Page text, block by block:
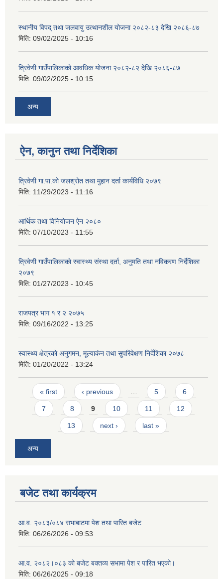
स्थानीय विपद् तथा जलवायु उत्थानशील योजना २०८२-८३ देखि २०८६-८७
मिति: 09/02/2025 - 10:16
त्रिवेणी गाउँपालिकाको आवधिक योजना २०८२-८२ देखि २०८६-८७
मिति: 09/02/2025 - 10:15
अन्य
ऐन, कानुन तथा निर्देशिका
त्रिवेणी गा.पा.को जलश्रोत तथा मुहान दर्ता कार्यविधि २०७९
मिति: 11/29/2023 - 11:16
आर्थिक तथा विनियाेजन ऐन २०८०
मिति: 07/10/2023 - 11:55
त्रिवेणी गाउँपालिकाकाे स्वास्थ्य संस्था दर्ता, अनुमति तथा नविकरण निर्देशिका
२०७९
मिति: 01/27/2023 - 10:45
राजपत्र भाग १ र २ २०७५
मिति: 09/16/2022 - 13:25
स्वास्थ्य क्षेत्रकाे अनुगमन, मूल्याकंन तथा सुपरिवेक्षण निर्देशिका २०७८
मिति: 01/20/2022 - 13:24
Pages
« first ‹ previous 5 6
7 8 9 10 11 12
13 next › last »
अन्य
बजेट तथा कार्यक्रम
आ.व. २०८३/०८४ सभाबाटमा पेश तथा पारित बजेट
मिति: 06/26/2026 - 09:53
आ‍.व. २०८२।०८३ को बजेट बक्तव्य सभामा पेश र पारित भएको।
मिति: 06/26/2025 - 09:18